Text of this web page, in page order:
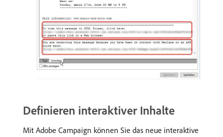
Definieren interaktiver Inhalte
Mit Adobe Campaign können Sie das neue interaktive